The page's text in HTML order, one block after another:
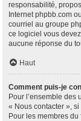
responsabilité,
Internet phpbb.com
courriel au groupe
ce logiciel vous
aucune réponse du
Haut
Comment puis-je
Pour l’ensemble des
« Nous contacter »,
Pour les membres